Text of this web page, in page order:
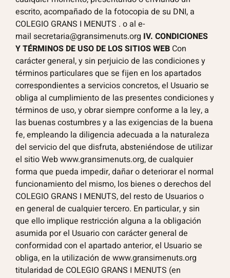
escrito, acompañado de la fotocopia de su DNI, a
COLEGIO GRANS I MENUTS . o al e-
mail secretaria@gransimenuts.org IV. CONDICIONES
Y TÉRMINOS DE USO DE LOS SITIOS WEB Con
carácter general, y sin perjuicio de las condiciones y
términos particulares que se fijen en los apartados
correspondientes a servicios concretos, el Usuario se
obliga al cumplimiento de las presentes condiciones y
términos de uso, y obrar siempre conforme a la ley, a
las buenas costumbres y a las exigencias de la buena
fe, empleando la diligencia adecuada a la naturaleza
del servicio del que disfruta, absteniéndose de utilizar
el sitio Web www.gransimenuts.org, de cualquier
forma que pueda impedir, dañar o deteriorar el normal
funcionamiento del mismo, los bienes o derechos del
COLEGIO GRANS I MENUTS, del resto de Usuarios o
en general de cualquier tercero. En particular, y sin
que ello implique restricción alguna a la obligación
asumida por el Usuario con carácter general de
conformidad con el apartado anterior, el Usuario se
obliga, en la utilización de www.gransimenuts.org
titularidad de COLEGIO GRANS I MENUTS (en